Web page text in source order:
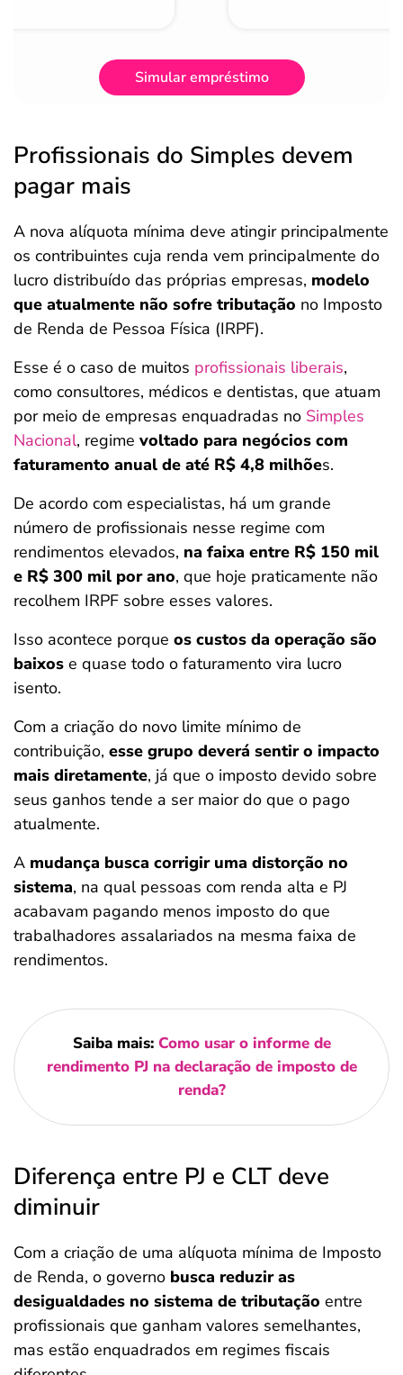
Simular empréstimo
Profissionais do Simples devem
pagar mais
A nova alíquota mínima deve atingir principalmente
os contribuintes cuja renda vem principalmente do
lucro distribuído das próprias empresas, modelo
que atualmente não sofre tributação no Imposto
de Renda de Pessoa Física (IRPF).
Esse é o caso de muitos profissionais liberais,
como consultores, médicos e dentistas, que atuam
por meio de empresas enquadradas no Simples
Nacional, regime voltado para negócios com
faturamento anual de até R$ 4,8 milhões.
De acordo com especialistas, há um grande
número de profissionais nesse regime com
rendimentos elevados, na faixa entre R$ 150 mil
e R$ 300 mil por ano, que hoje praticamente não
recolhem IRPF sobre esses valores.
Isso acontece porque os custos da operação são
baixos e quase todo o faturamento vira lucro
isento.
Com a criação do novo limite mínimo de
contribuição, esse grupo deverá sentir o impacto
mais diretamente, já que o imposto devido sobre
seus ganhos tende a ser maior do que o pago
atualmente.
A mudança busca corrigir uma distorção no
sistema, na qual pessoas com renda alta e PJ
acabavam pagando menos imposto do que
trabalhadores assalariados na mesma faixa de
rendimentos.
Saiba mais: Como usar o informe de
rendimento PJ na declaração de imposto de
renda?
Diferença entre PJ e CLT deve
diminuir
Com a criação de uma alíquota mínima de Imposto
de Renda, o governo busca reduzir as
desigualdades no sistema de tributação entre
profissionais que ganham valores semelhantes,
mas estão enquadrados em regimes fiscais